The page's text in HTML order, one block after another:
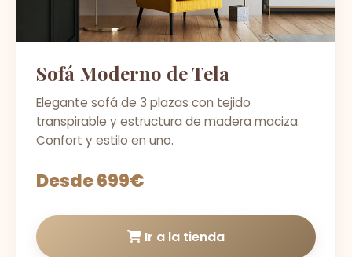
Sofá Moderno de Tela
Elegante sofá de 3 plazas con tejido
transpirable y estructura de madera maciza.
Confort y estilo en uno.
Desde 699€
Ir a la tienda